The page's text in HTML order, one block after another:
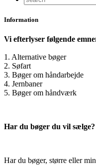
Information
Vi efterlyser følgende
1. Alternative bøger
2. Søfart
3. Bøger om håndarbejde
4. Jernbaner
5. Bøger om håndværk
Har du bøger du vil sælge?
Har du bøger, større eller